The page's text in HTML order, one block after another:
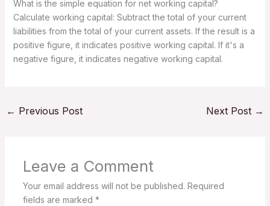
What is the simple equation for net working capital?
Calculate working capital: Subtract the total of your current
liabilities from the total of your current assets. If the result is a
positive figure, it indicates positive working capital. If it's a
negative figure, it indicates negative working capital.
← Previous Post Next Post →
Leave a Comment
Your email address will not be published. Required
fields are marked *